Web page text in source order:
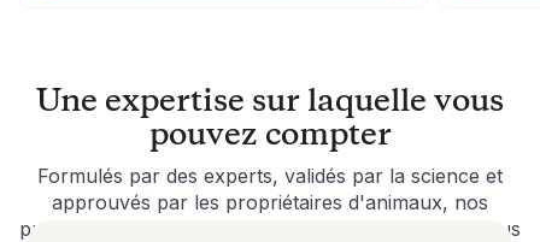
Une expertise sur laquelle vous
pouvez compter
Formulés par des experts, validés par la science et
approuvés par les propriétaires d'animaux, nos
produits sont conçus pour offrir des résultats qui vous